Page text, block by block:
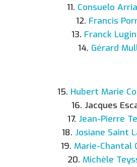
11. Consuelo
12. Francis
13. Franck
14. Gérard
15. Hubert Marie
16. Jacques
17. Jean-Pierre
18. Josiane Saint
19. Marie-Chantal
20. Michèle